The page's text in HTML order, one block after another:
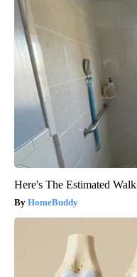
Here's The Estimated
HomeBuddy